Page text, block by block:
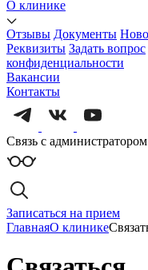
О клинике
Отзывы Документы
Реквизиты Задать вопрос
конфиденциальности
Вакансии
Контакты
Связь с администратором
Записаться на прием
ГлавнаяО клинике